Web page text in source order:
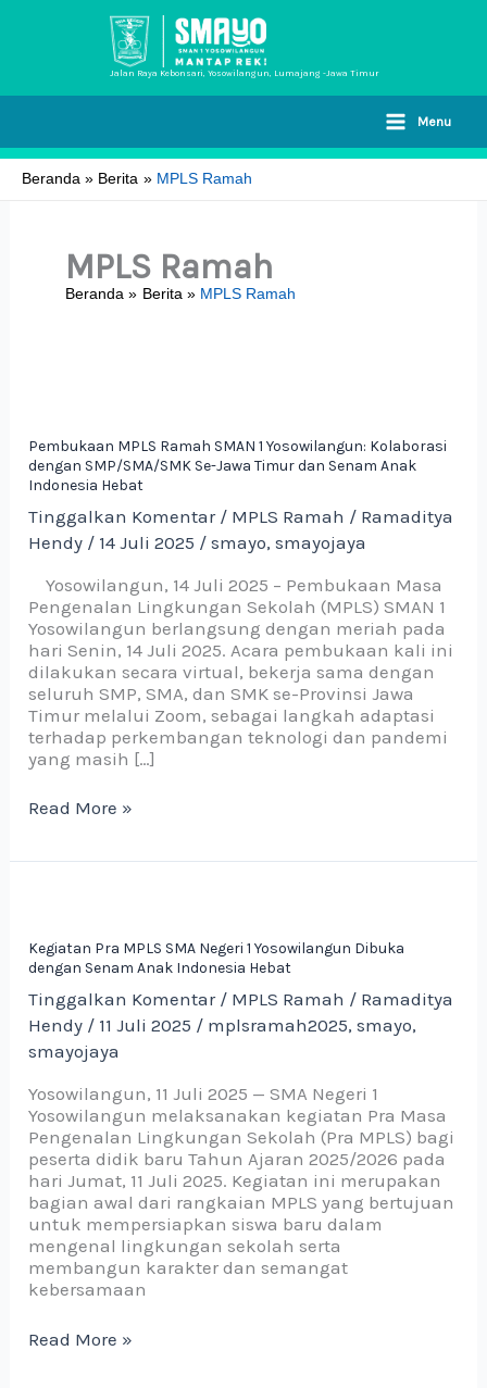
Jalan Raya Kebonsari, Yosowilangun, Lumajang -Jawa Timur
Menu
Beranda Berita MPLS Ramah
MPLS Ramah
Beranda Berita MPLS Ramah
Pembukaan MPLS Ramah SMAN 1 Yosowilangun: Kolaborasi
dengan SMP/SMA/SMK Se-Jawa Timur dan Senam Anak
Indonesia Hebat
Tinggalkan Komentar / MPLS Ramah / Ramaditya
Hendy / 14 Juli 2025 /smayo,smayojaya
Yosowilangun, 14 Juli 2025 – Pembukaan Masa
Pengenalan Lingkungan Sekolah (MPLS) SMAN 1
Yosowilangun berlangsung dengan meriah pada
hari Senin, 14 Juli 2025. Acara pembukaan kali ini
dilakukan secara virtual, bekerja sama dengan
seluruh SMP, SMA, dan SMK se-Provinsi Jawa
Timur melalui Zoom, sebagai langkah adaptasi
terhadap perkembangan teknologi dan pandemi
yang masih […]
Ramah
SMAN
1
Yosowilangun:
Kolaborasi
dengan
Se-
Jawa
Timur
dan
Senam
Anak
Indonesia
Hebat
Read More »
Kegiatan Pra MPLS SMA Negeri 1 Yosowilangun Dibuka
dengan Senam Anak Indonesia Hebat
Tinggalkan Komentar / MPLS Ramah / Ramaditya
Hendy / 11 Juli 2025 / mplsramah2025,smayo,
smayojaya
Yosowilangun, 11 Juli 2025 — SMA Negeri 1
Yosowilangun melaksanakan kegiatan Pra Masa
Pengenalan Lingkungan Sekolah (Pra MPLS) bagi
peserta didik baru Tahun Ajaran 2025/2026 pada
hari Jumat, 11 Juli 2025. Kegiatan ini merupakan
bagian awal dari rangkaian MPLS yang bertujuan
untuk mempersiapkan siswa baru dalam
mengenal lingkungan sekolah serta
membangun karakter dan semangat
kebersamaan
MPLS
SMA
1
Yosowilangun
Dibuka
Senam
Anak
Indonesia
Hebat
Read More »